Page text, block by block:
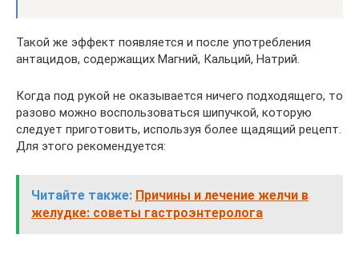
Такой же эффект появляется и после употребления
антацидов, содержащих Магний, Кальций, Натрий.
Когда под рукой не оказывается ничего подходящего, то
разово можно воспользоваться шипучкой, которую
следует приготовить, используя более щадящий рецепт.
Для этого рекомендуется:
Читайте также: Причины и лечение желчи в
желудке: советы гастроэнтеролога